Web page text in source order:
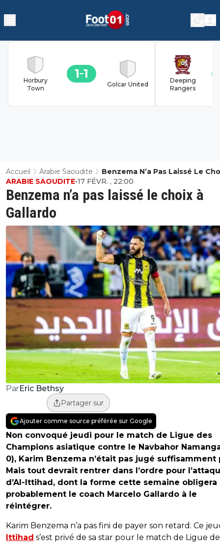
Horbury
Town
1 1
Golcar United
Deeping
Rangers
Accueil Arabie Saoudite
Benzema N’a Pas Laissé Le
Gallardo
Benzema n’a pas laissé le choix à
Gallardo
ARABIE SAOUDITE•17 FÉVR. , 22:00
ParEric Bethsy
Partager sur
Ajouter comme source préférée sur Google
Non convoqué jeudi pour le match de Ligue des
Champions asiatique contre le Navbahor
0), Karim Benzema n’était pas jugé suffisamment
Mais tout devrait rentrer dans l’ordre pour
d’Al-Ittihad, dont la forme cette semaine obligera
probablement le coach Marcelo Gallardo à le
réintégrer.
Karim Benzema n’a pas fini de payer son retard. Ce
Ittihad s’est privé de sa star pour le match de Ligue